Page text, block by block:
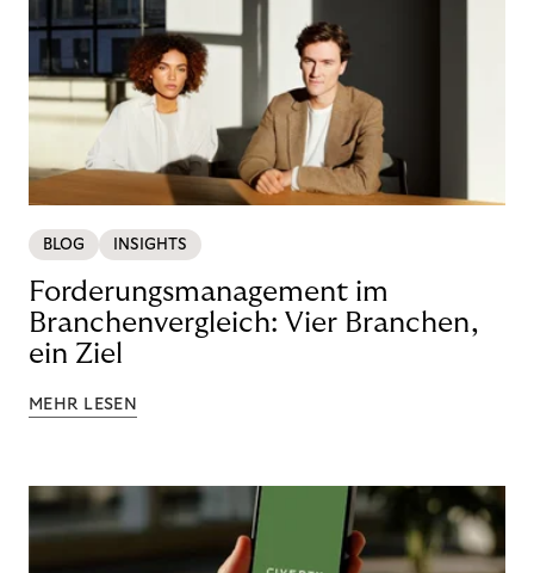
BLOG INSIGHTS
Forderungsmanagement im
Branchenvergleich: Vier Branchen,
ein Ziel
MEHR LESEN